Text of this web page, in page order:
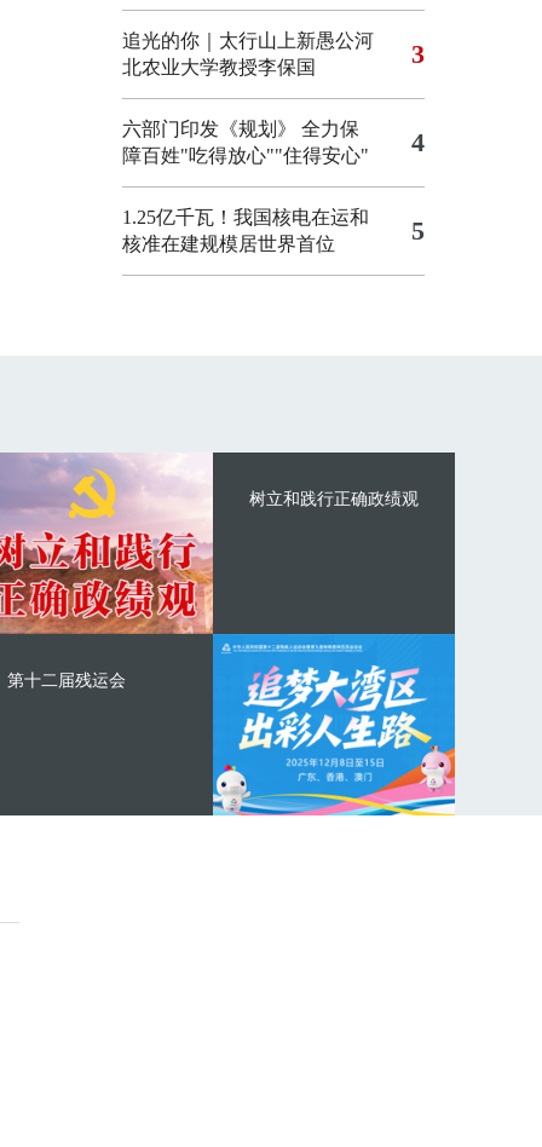
追光的你｜太行山上新愚公河
北农业大学教授李保国
3
六部门印发《规划》 全力保
障百姓"吃得放心""住得安心"
4
1.25亿千瓦！我国核电在运和
核准在建规模居世界首位
5
树立和践行正确政绩观
第十二届残运会